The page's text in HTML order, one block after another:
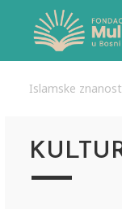
Islamske